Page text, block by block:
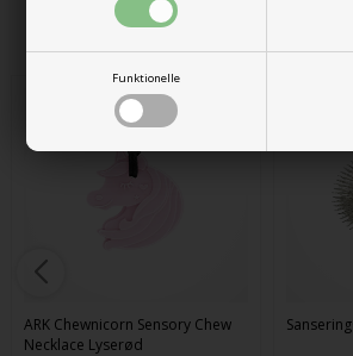
Funktionelle
Andre købte
ARK Chewnicorn Sensory Chew
Necklace Lyserød